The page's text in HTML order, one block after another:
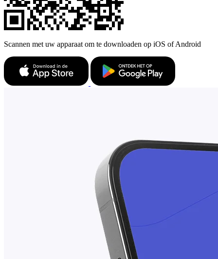
Scannen met uw apparaat om te downloaden op iOS of Android